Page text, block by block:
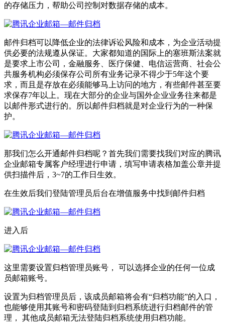
的存储压力，帮助公司控制对数据存储的成本。
邮件归档可以降低企业的法律诉讼风险和成本，为企业活动提
供必要的法规遵从保证。大家都知道的国际上的塞班斯法案就
是要求上市公司，金融服务、医疗保健、电信运营商、社会公
共服务机构必须保存公司所有业务记录不得少于5年这个要
求，而且是存放在必须能够马上访问的地方，有些邮件甚至要
求保存7年以上。现在大部分的企业与国外企业业务往来都是
以邮件形式进行的。所以邮件归档就是对企业行为的一种保
护。
那我们怎么开通邮件归档呢？首先我们需要找我们对应的腾讯
企业邮箱专属客户经理进行申请，填写申请表格加盖公章并提
供扫描件后，3~7的工作日生效。
在生效后我们登陆管理员后台在增值服务中找到邮件归档
进入后
这里需要设置归档管理员账号， 可以选择企业的任何一位成
员邮箱账号。
设置为归档管理员后，该成员邮箱将会有“归档功能”的入口，
也能够使用其账号和密码登陆到归档系统进行归档邮件的管
理， 其他成员邮箱无法登陆归档系统使用归档功能。